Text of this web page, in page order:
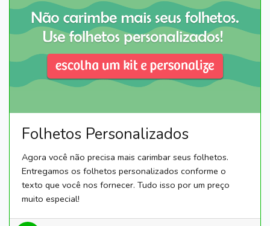
Folhetos Personalizados
Agora você não precisa mais carimbar seus folhetos.
Entregamos os folhetos personalizados conforme o
texto que você nos fornecer. Tudo isso por um preço
muito especial!